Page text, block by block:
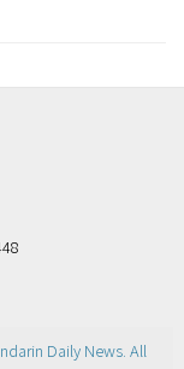
Daily News. All